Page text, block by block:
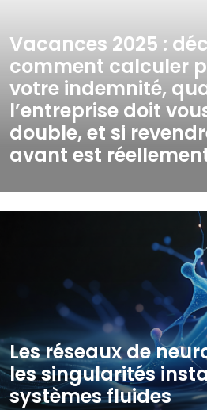
Vacances 2025 :
comment calculer
votre indemnité,
l’entreprise doit
double, et si
avant est
Les réseaux de
les singularités
systèmes fluides